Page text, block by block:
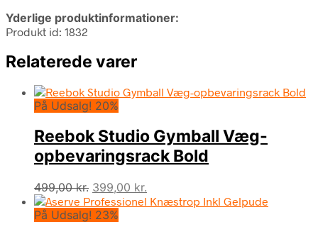
Yderlige produktinformationer:
Produkt id: 1832
Relaterede varer
På Udsalg! 20%
Reebok Studio Gymball Væg-
opbevaringsrack Bold
499,00kr. Den
oprindelige
pris
399,00 kr.
aktuelle
På Udsalg! 23%